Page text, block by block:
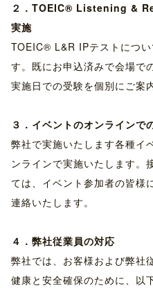
２． TOEIC® Listening &
実施
TOEIC® L&R IPテストについ
す。既にお申込済みで会場で
実施日での受験を個別にご案
３．イベントのオンラインで
弊社で実施いたします各種イ
ンラインで実施いたします。
ては、イベント参加者の皆様
連絡いたします。
４．弊社従業員の対応
弊社では、お客様および弊社
健康と安全確保のために、以